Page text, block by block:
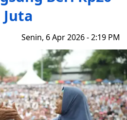
Juta
Senin, 6 Apr 2026 - 2:19 PM